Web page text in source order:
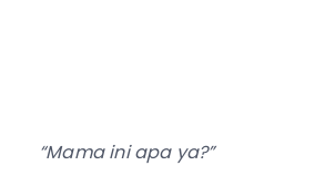
“Mama ini apa ya?”